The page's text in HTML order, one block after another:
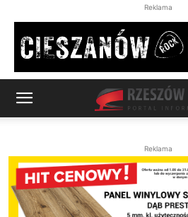
Reklama
Reklama